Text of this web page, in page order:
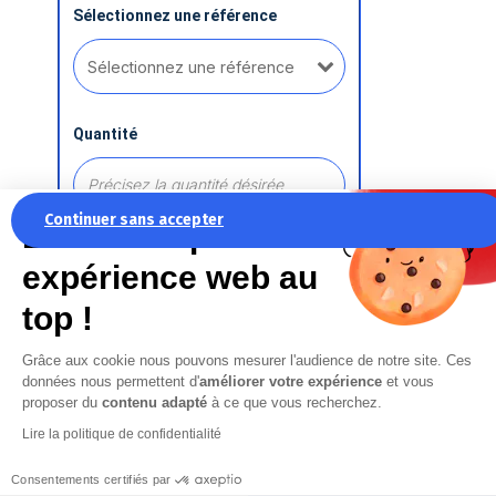
Continuer sans accepter
La recette pour une
expérience web au
top !
Grâce aux cookie nous pouvons mesurer l'audience de notre site. Ces
données nous permettent d'améliorer votre expérience et vous
proposer du contenu adapté à ce que vous recherchez.
Lire la politique de confidentialité
Consentements certifiés par
Sélectionnez une référence
Quantité
Commentaire